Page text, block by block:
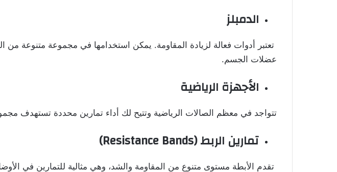
الدمبلز
تعتبر أدوات فعالة لزيادة المقاومة. يمكن استخدامها في مجموعة متنوعة من
عضلات الجسم.
الأجهزة الرياضية
تتواجد في معظم الصالات الرياضية وتتيح لك أداء تمارين محددة تستهدف
تمارين الربط (Resistance Bands
)
تقدم الأبطة مستوى متنوع من المقاومة والشد، وهي مثالية للتمارين في